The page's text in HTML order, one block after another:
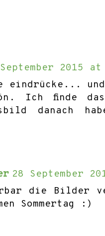
2015
eindrücke...
Ich finde
danach
28 September
die Bilder
Sommertag :)